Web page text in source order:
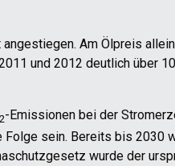
Am Ölpreis
und 2012 deutlich über
2-Emissionen bei der
sein. Bereits bis 2030
wurde der